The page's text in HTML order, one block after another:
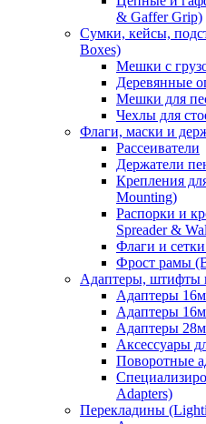
& Gaffer Grip)
Сумки, кейсы,
Boxes)
Мешки с
Деревянные
Мешки для
Чехлы для
Флаги, маски и
Рассеиватели
Держатели
Крепления
Mounting)
Распорки и
Spreader &
Флаги и
Фрост рамы
Адаптеры, штифты
Адаптеры
Адаптеры
Адаптеры
Аксессуары
Поворотные
Adapters)
Перекладины